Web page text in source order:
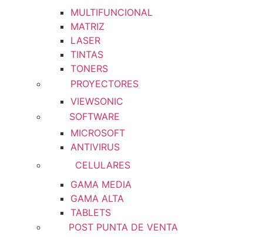
MULTIFUNCIONAL
MATRIZ
LASER
TINTAS
TONERS
PROYECTORES
VIEWSONIC
SOFTWARE
MICROSOFT
ANTIVIRUS
CELULARES
GAMA MEDIA
GAMA ALTA
TABLETS
POST PUNTA DE VENTA